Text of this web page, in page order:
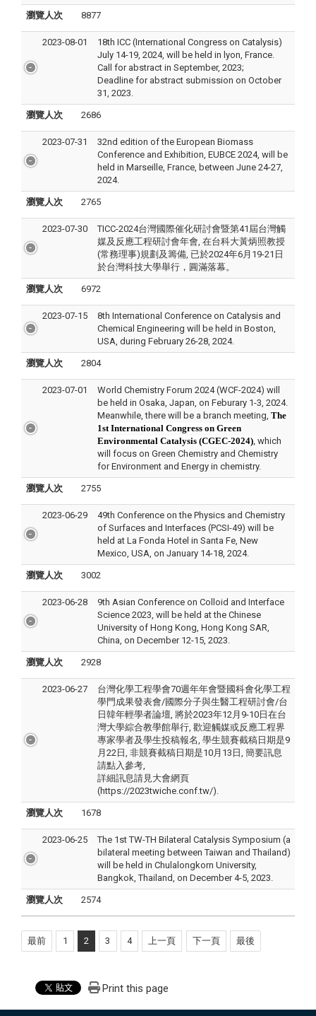
瀏覽人次 8877
2023-08-01
18th ICC (International Congress on Catalysis)
July 14-19, 2024, will be held in lyon, France.
Call for abstract in September, 2023;
Deadline for abstract submission on October
31, 2023.
瀏覽人次 2686
2023-07-31
32nd edition of the European Biomass
Conference and Exhibition, EUBCE 2024, will be
held in Marseille, France, between June 24-27,
2024.
瀏覽人次 2765
2023-07-30
TICC-2024台灣國際催化研討會暨第41屆台灣觸
媒及反應工程研討會年會, 在台科大黃炳照教授
(常務理事)規劃及籌備, 已於2024年6月19-21日
於台灣科技大學舉行，圓滿落幕。
瀏覽人次 6972
2023-07-15
8th International Conference on Catalysis and
Chemical Engineering will be held in Boston,
USA, during February 26-28, 2024.
瀏覽人次 2804
2023-07-01
World Chemistry Forum 2024 (WCF-2024) will
be held in Osaka, Japan, on Feburary 1-3, 2024.
Meanwhile, there will be a branch meeting, The
1st International Congress on Green
Environmental Catalysis (CGEC-2024), which
will focus on Green Chemistry and Chemistry
for Environment and Energy in chemistry.
瀏覽人次 2755
2023-06-29
49th Conference on the Physics and Chemistry
of Surfaces and Interfaces (PCSI-49) will be
held at La Fonda Hotel in Santa Fe, New
Mexico, USA, on January 14-18, 2024.
瀏覽人次 3002
2023-06-28
9th Asian Conference on Colloid and Interface
Science 2023, will be held at the Chinese
University of Hong Kong, Hong Kong SAR,
China, on December 12-15, 2023.
瀏覽人次 2928
2023-06-27
台灣化學工程學會70週年年會暨國科會化學工程
學門成果發表會/國際分子與生醫工程研討會/台
日韓年輕學者論壇, 將於2023年12月9-10日在台
灣大學綜合教學館舉行, 歡迎觸媒或反應工程界
專家學者及學生投稿報名, 學生競賽截稿日期是9
月22日, 非競賽截稿日期是10月13日, 簡要訊息
請點入參考,
詳細訊息請見大會網頁
(https://2023twiche.conf.tw/).
瀏覽人次 1678
2023-06-25
The 1st TW-TH Bilateral Catalysis Symposium (a
bilateral meeting between Taiwan and Thailand)
will be held in Chulalongkorn University,
Bangkok, Thailand, on December 4-5, 2023.
瀏覽人次 2574
最前 1 2 3 4 上一頁 下一頁 最後
Print this page